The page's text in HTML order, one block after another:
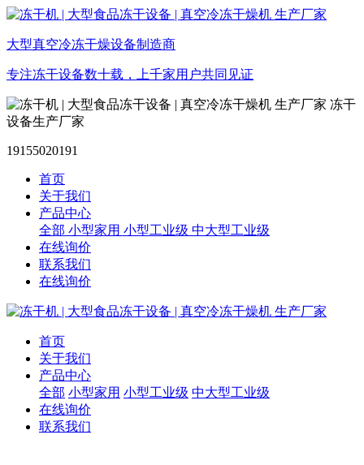
大型真空冷冻干燥设备制造商
专注冻干设备数十载，上千家用户共同见证
冻干
设备生产厂家
19155020191
首页
关于我们
产品中心
全部 小型家用 小型工业级 中大型工业级
在线询价
联系我们
在线询价
首页
关于我们
产品中心
全部 小型家用 小型工业级 中大型工业级
在线询价
联系我们